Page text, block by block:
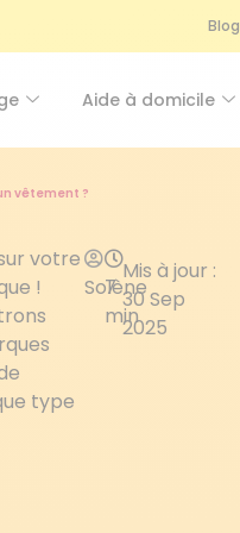
Blog
Aide à domicile
vêtement ?
votre
!
type
Solène
7
min
Mis à jour :
30 Sep
2025